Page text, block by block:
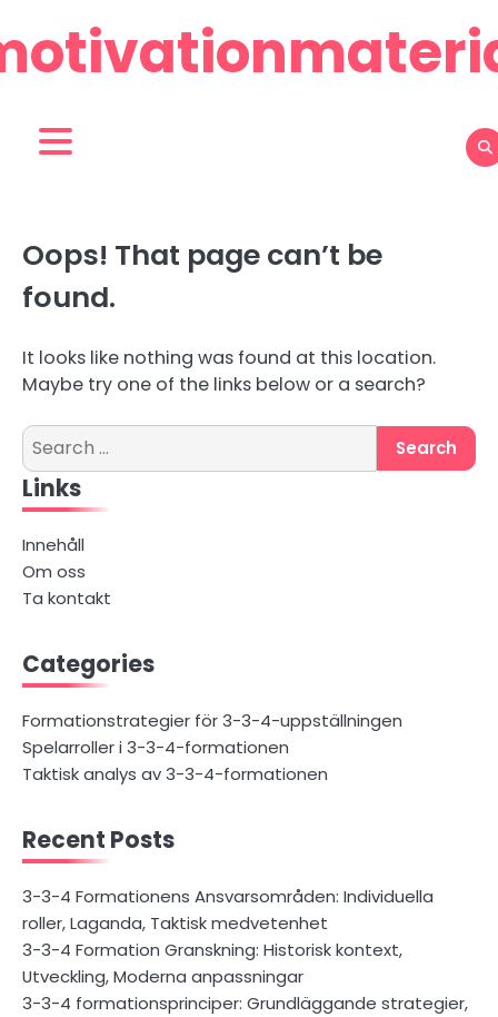
to
content
Oops! That page can’t be
found.
It looks like nothing was found at this location.
Maybe try one of the links below or a search?
Search
for:
Links
Innehåll
Om oss
Ta kontakt
Categories
Formationstrategier för 3-3-4-uppställningen
Spelarroller i 3-3-4-formationen
Taktisk analys av 3-3-4-formationen
Recent Posts
3-3-4 Formationens Ansvarsområden: Individuella
roller, Laganda, Taktisk medvetenhet
3-3-4 Formation Granskning: Historisk kontext,
Utveckling, Moderna anpassningar
3-3-4 formationsprinciper: Grundläggande strategier,